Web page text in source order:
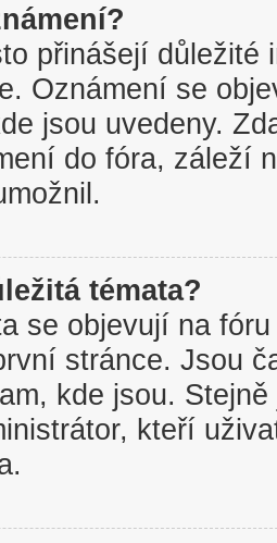
přinášejí důležité
Oznámení se
jsou uvedeny.
do fóra, záleží
témata?
se objevují na
stránce. Jsou
kde jsou.
kteří